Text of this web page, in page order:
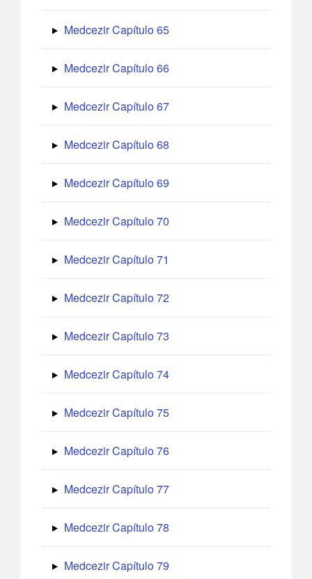
Medcezir Capítulo 65
Medcezir Capítulo 66
Medcezir Capítulo 67
Medcezir Capítulo 68
Medcezir Capítulo 69
Medcezir Capítulo 70
Medcezir Capítulo 71
Medcezir Capítulo 72
Medcezir Capítulo 73
Medcezir Capítulo 74
Medcezir Capítulo 75
Medcezir Capítulo 76
Medcezir Capítulo 77
Medcezir Capítulo 78
Medcezir Capítulo 79